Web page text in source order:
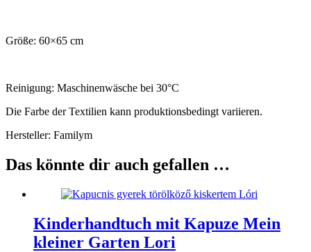
Größe: 60×65 cm
Reinigung: Maschinenwäsche bei 30°C
Die Farbe der Textilien kann produktionsbedingt variieren.
Hersteller: Familym
Das könnte dir auch gefallen …
Kinderhandtuch mit Kapuze Mein
kleiner Garten Lori